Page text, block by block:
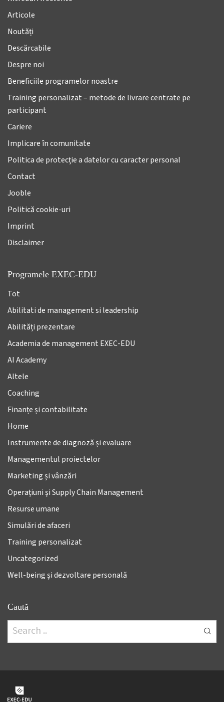
Articole
Noutăți
Descărcabile
Despre noi
Beneficiile programelor noastre
Training personalizat – metode de livrare centrate pe
participant
Cariere
Implicare în comunitate
Politica de protecție a datelor cu caracter personal
Contact
Jooble
Politică cookie-uri
Imprint
Disclaimer
Programele EXEC-EDU
Tot
Abilitati de management si leadership
Abilități prezentare
Academia de management EXEC-EDU
AI Academy
Altele
Coaching
Finanțe și contabilitate
Home
Instrumente de diagnoză și evaluare
Managementul proiectelor
Marketing și vânzări
Operațiuni și Supply Chain Management
Resurse umane
Simulări de afaceri
Training personalizat
Uncategorized
Well-being și dezvoltare personală
Caută